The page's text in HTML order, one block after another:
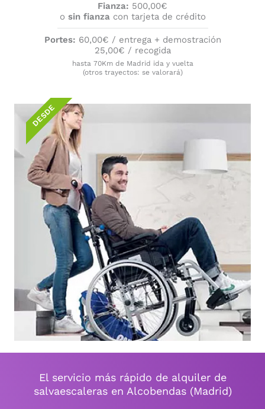
Fianza: 500,00€
o sin fianzacon tarjeta de crédito
Portes: 60,00€ / entrega + demostración
25,00€ / recogida
hasta 70Km de Madrid ida y vuelta
(otros trayectos: se valorará)
DESDE
El servicio más rápido de alquiler de
salvaescaleras en Alcobendas (Madrid)